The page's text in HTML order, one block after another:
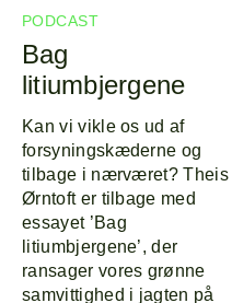
PODCAST
Bag
litiumbjergene
Kan vi vikle os ud af
forsyningskæderne og
tilbage i nærværet? Theis
Ørntoft er tilbage med
essayet ’Bag
litiumbjergene’, der
ransager vores grønne
samvittighed i jagten på